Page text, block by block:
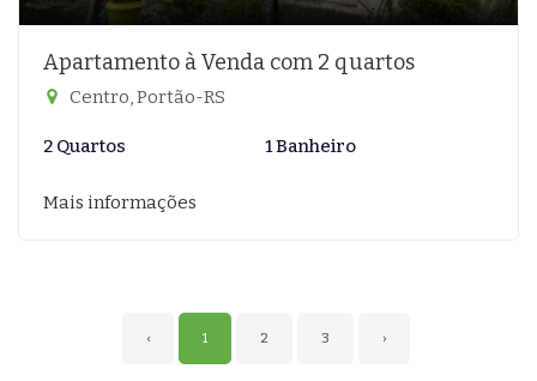
Apartamento à Venda com 2 quartos
Centro, Portão-RS
2 Quartos 1 Banheiro
Mais informações
‹ 1 2 3 ›